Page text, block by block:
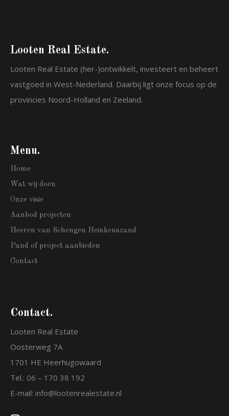
Looten Real Estate.
Looten Real Estate (her-)ontwikkelt, investeert en beheert
vastgoed in West-Nederland. Daarbij ligt onze focus op de
provincies Noord-Holland en Zeeland.
Menu.
Home
Wat wij doen
Onze visie
Aanbod projecten
Heeren van Schengen Heinkenszand
Pand of project aanbieden
Contact
Contact.
Looten Real Estate
Oosterweg 7A
1701 HE Heerhugowaard
Tel.: 06 – 170 38 192
E-mail: info@lootenrealestate.nl